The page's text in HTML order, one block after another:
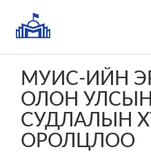
МУИС-ИЙН
ОЛОН
СУДЛАЛЫН
ОРОЛЦЛОО